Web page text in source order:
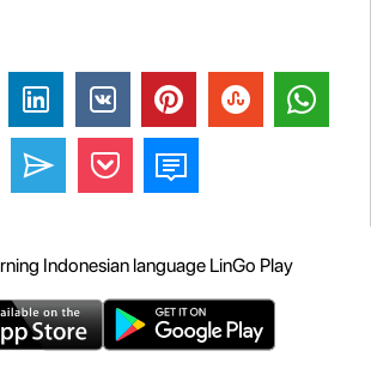
Indonesian language LinGo Play